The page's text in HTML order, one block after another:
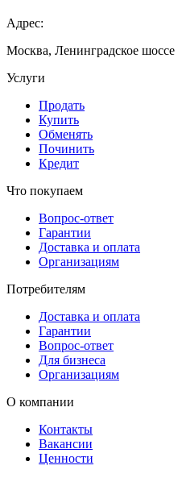
Адрес:
Москва, Ленинградское шоссе
Услуги
Продать
Купить
Обменять
Починить
Кредит
Что покупаем
Вопрос-ответ
Гарантии
Доставка и оплата
Организациям
Потребителям
Доставка и оплата
Гарантии
Вопрос-ответ
Для бизнеса
Организациям
О компании
Контакты
Вакансии
Ценности